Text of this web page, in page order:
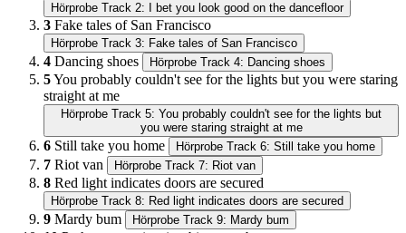
Hörprobe Track 2: I bet you look good on the dancefloor
3 Fake tales of San Francisco
Hörprobe Track 3: Fake tales of San Francisco
4 Dancing shoes Hörprobe Track 4: Dancing shoes
5You probably couldn't see for the lights but you were staring
straight at me
Hörprobe Track 5: You probably couldn't see for the lights but
you were staring straight at me
6 Still take you home Hörprobe Track 6: Still take you home
7 Riot van Hörprobe Track 7: Riot van
8 Red light indicates doors are secured
Hörprobe Track 8: Red light indicates doors are secured
9 Mardy bum Hörprobe Track 9: Mardy bum